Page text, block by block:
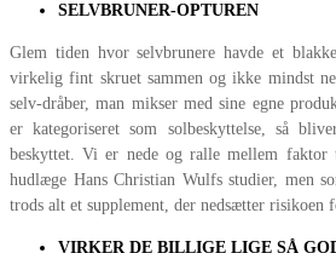
SELVBRUNER-OPTUREN
Glem tiden hvor selvbrunere havde et
virkelig fint skruet sammen og ikke mindst
selv-dråber, man mikser med sine egne
er kategoriseret som solbeskyttelse, så
beskyttet. Vi er nede og ralle mellem
hudlæge Hans Christian Wulfs studier, men
trods alt et supplement, der nedsætter risikoen
VIRKER DE BILLIGE LIGE SÅ